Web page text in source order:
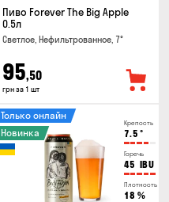
Пиво Forever The Big Apple
0.5л
Светлое, Нефильтрованное, 7°
95,50
грн за 1 шт
Крепость
7.5 °
Горечь
45 IBU
Плотность
18 %
Только онлайн
Новинка